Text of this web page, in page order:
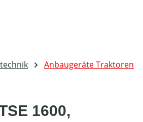
Anbaugeräte Traktoren
1600,